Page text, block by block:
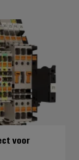
Klippon®
voor